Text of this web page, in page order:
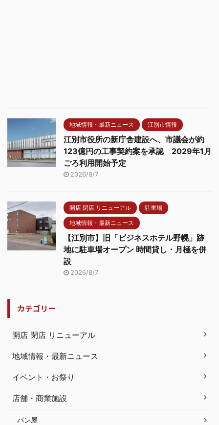
地域情報・最新ニュース 江別市情報
江別市役所の新庁舎建設へ、市議会が約
123億円の工事契約案を承認 2029年1月
ごろ利用開始予定
2026/8/7
開店 閉店 リニューアル 駐車場
地域情報・最新ニュース
【江別市】旧「ビジネスホテル野幌」跡
地に駐車場オープン 時間貸し・月極を併
設
2026/8/7
カテゴリー
開店 閉店 リニューアル
地域情報・最新ニュース
イベント・お祭り
店舗・商業施設
パン屋